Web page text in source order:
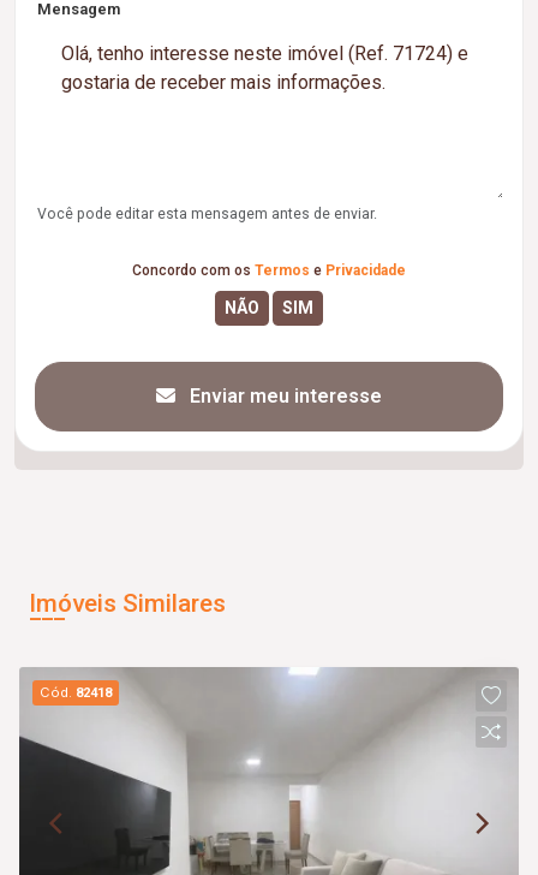
Mensagem
Você pode editar esta mensagem antes de enviar.
Concordo com os Termos e Privacidade
Enviar meu interesse
Imóveis Similares
Cód. 82418